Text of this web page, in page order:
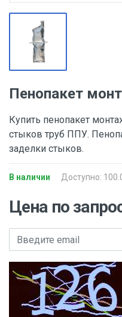
Пенопакет
Купить пенопакет
стыков труб ППУ.
заделки стыков.
В наличии Доступно:
Цена по